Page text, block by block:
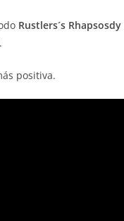
Rustlers´s Rhapsosdy
positiva.